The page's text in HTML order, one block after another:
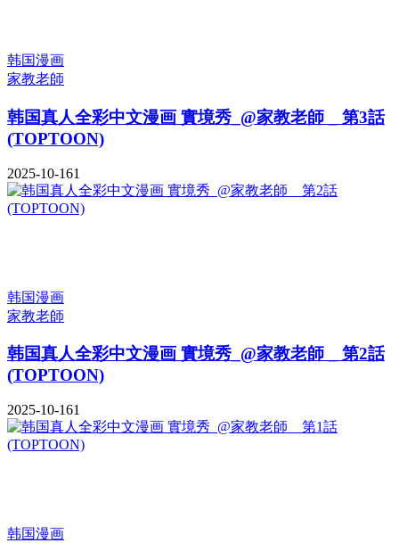
韩国漫画
家教老師
韩国真人全彩中文漫画 實境秀_@家教老師 _ 第3話
(TOPTOON)
2025-10-161
韩国漫画
家教老師
韩国真人全彩中文漫画 實境秀_@家教老師 _ 第2話
(TOPTOON)
2025-10-161
韩国漫画